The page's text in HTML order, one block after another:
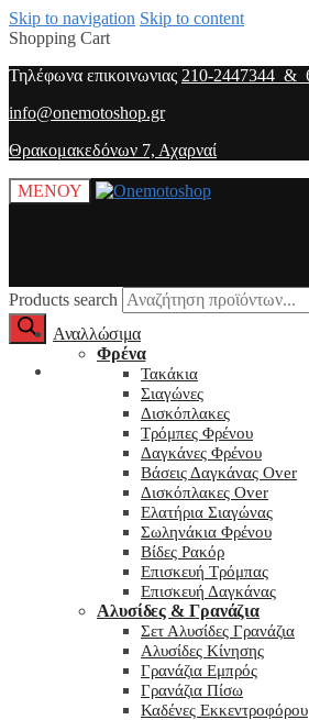
Skip to navigation Skip to content
Shopping Cart
Τηλέφωνα επικοινωνιας 210-2447344 &
info@onemotoshop.gr
Θρακομακεδόνων 7, Αχαρναί
ΜΕΝΟΥ
Products search
O λογαριασμός μου
Αναλλώσιμα
Φρένα
Τακάκια
Σιαγώνες
Δισκόπλακες
Τρόμπες Φρένου
Δαγκάνες Φρένου
Βάσεις Δαγκάνας Over
Δισκόπλακες Over
Ελατήρια Σιαγώνας
Σωληνάκια Φρένου
Βίδες Ρακόρ
Επισκευή Τρόμπας
Επισκευή Δαγκάνας
Αλυσίδες & Γρανάζια
Σετ Αλυσίδες Γρανάζια
Αλυσίδες Κίνησης
Γρανάζια Εμπρός
Γρανάζια Πίσω
Καδένες Εκκεντροφόρου